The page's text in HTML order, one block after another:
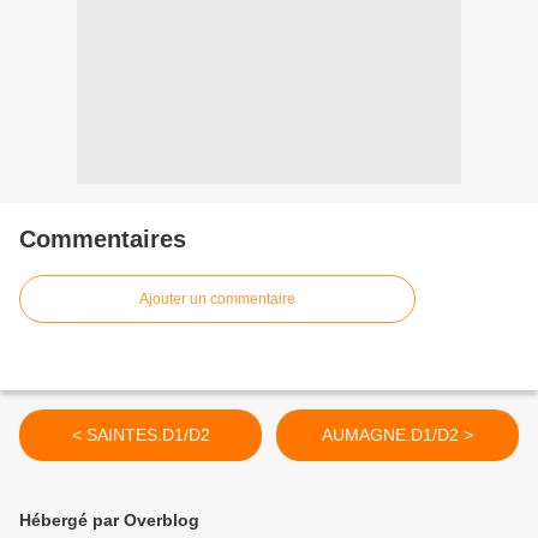
Commentaires
Ajouter un commentaire
< SAINTES.D1/D2 AUMAGNE.D1/D2 >
Hébergé par Overblog